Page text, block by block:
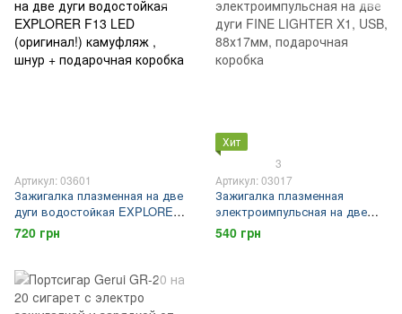
Артикул: 03601
Зажигалка плазменная на две
дуги водостойкая EXPLORER
F13 LED (оригинал!) камуфляж
, шнур + подарочная коробка
720 грн
Хит
3
Артикул: 03017
Зажигалка плазменная
электроимпульсная на две
дуги FINE LIGHTER X1, USB,
88х17мм, подарочная коробка
540 грн